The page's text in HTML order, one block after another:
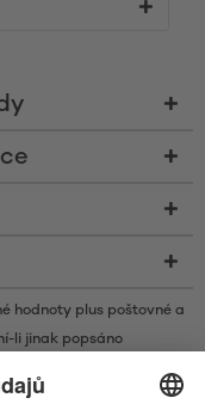
hodnoty plus poštovné a
li jinak popsáno
Bluetooth SIG, Inc. a